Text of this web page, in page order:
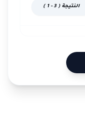
النتيجة ( 3 - 1 )